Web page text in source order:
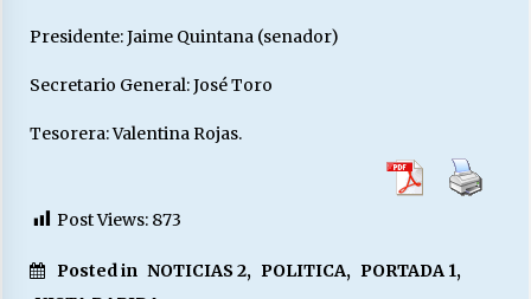
Presidente: Jaime Quintana (senador)
Secretario General: José Toro
Tesorera: Valentina Rojas.
Post Views: 873
Posted in NOTICIAS 2, POLITICA, PORTADA 1,